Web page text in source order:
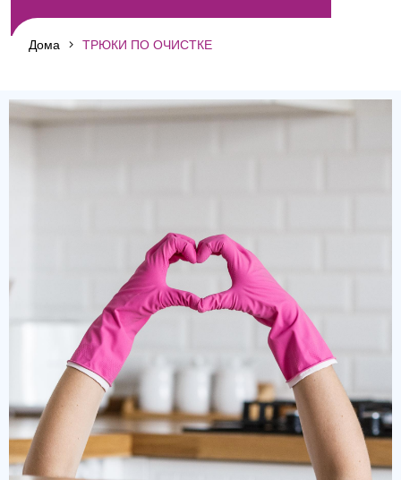
Дома ТРЮКИ ПО ОЧИСТКЕ